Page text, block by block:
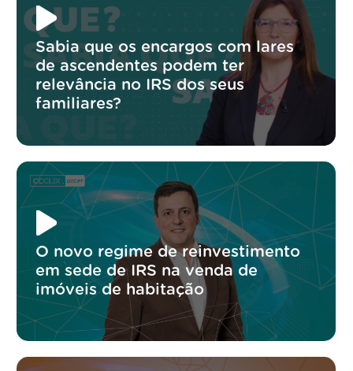
Sabia que os encargos com lares
de ascendentes podem ter
relevância no IRS dos seus
familiares?
O novo regime de reinvestimento
em sede de IRS na venda de
imóveis de habitação